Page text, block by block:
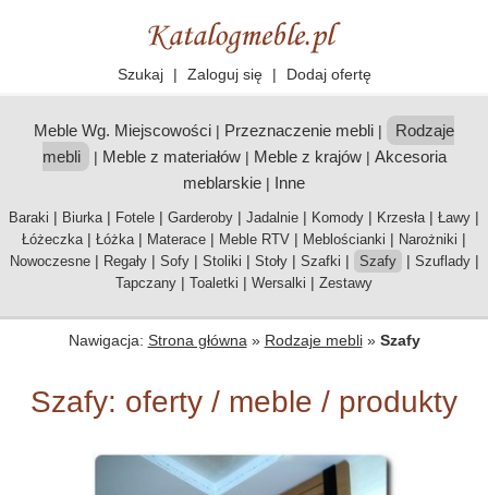
Szukaj | Zaloguj się | Dodaj ofertę
Meble Wg. Miejscowości | Przeznaczenie mebli |
Rodzaje
mebli
| Meble z materiałów| Meble z krajów| Akcesoria
meblarskie | Inne
Baraki | Biurka | Fotele | Garderoby | Jadalnie | Komody | Krzesła | Ławy |
Łóżeczka | Łóżka | Materace | Meble RTV | Meblościanki | Narożniki |
Nowoczesne| Regały| Sofy| Stoliki | Stoły| Szafki | Szafy | Szuflady|
Tapczany | Toaletki | Wersalki | Zestawy
Nawigacja: Strona główna » Rodzaje mebli» Szafy
Szafy: oferty / meble / produkty